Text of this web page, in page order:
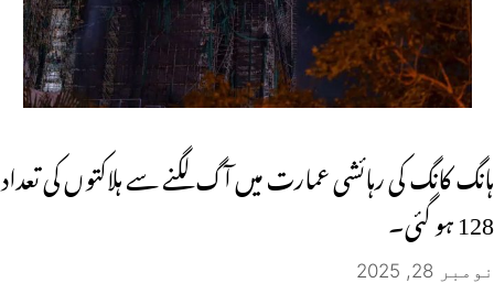
ہانگ کانگ کی رہائشی عمارت میں آگ لگنے سے ہلاکتوں کی تعداد
128 ہو گئی۔
نومبر 28, 2025